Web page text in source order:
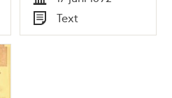
Tid
Typ
Text